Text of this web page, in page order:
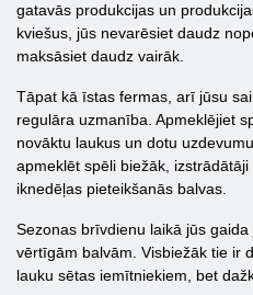
gatavās produkcijas un
kviešus, jūs nevarēsiet daudz
maksāsiet daudz vairāk.
Tāpat kā īstas fermas, arī jūsu
regulāra uzmanība. Apmeklējiet
novāktu laukus un dotu
apmeklēt spēli biežāk,
iknedēļas pieteikšanās balvas.
Sezonas brīvdienu laikā jūs
vērtīgām balvām. Visbiežāk tie ir
lauku sētas iemītniekiem, bet